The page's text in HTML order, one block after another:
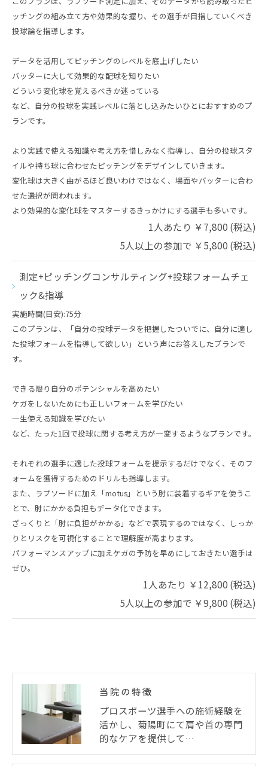
ッチングの組み立て方や効果的な握り、その選手が目指していくべき
投球論を指導します。
データを活用してピッチングのレベルを底上げしたい
バッターに大して効果的な配球を知りたい
どういう変化球を覚えるべきか迷っている
など、自分の投球を実践レベルに落とし込みたいひとにおすすめのプ
ランです。
より実践で使える知識や考え方を惜しみなく指導し、自分の投球スタ
イルや持ち球に合わせたピッチングをデザインしていきます。
変化球は大きく曲がるほど良いわけではなく、場面やバッターに合わ
せた選択が問われます。
より効果的な変化球をマスターするきっかけにする選手も多いです。
1人あたり ￥7,800 (税込)
5人以上の参加で ￥5,800 (税込)
測定+ピッチングコンサルティング+投球フォームチェ
ック&指導
実施時間(目安):75分
このプランは、「自分の投球データを把握したついでに、自分に適し
た投球フォームを指導して欲しい」という声にお答えしたプランで
す。
できる限り自分のポテンシャルを高めたい
ケガをしないためにも正しいフォームを学びたい
一生使える知識を学びたい
など、たった1回で投球に関する考え方が一変するようなプランです。
それぞれの選手に適した投球フォームを提示するだけでなく、そのフ
ォームを獲得するためのドリルも指導します。
また、ラプソードに加え「motus」という肘に装着するギアを使うこ
とで、肘にかかる負担もデータ化できます。
ざっくりと「肘に負担がかかる」などで表現するのではなく、しっか
りとリスクを可視化することで理解度が高まります。
パフォーマンスアップに加えケガの予防を早めにしておきたい選手は
ぜひ。
1人あたり ￥12,800 (税込)
5人以上の参加で ￥9,800 (税込)
当院の特徴
プロスポーツ選手への施術経験を
活かし、菊陽町にて肩や首の専門
的なケアを提供して…